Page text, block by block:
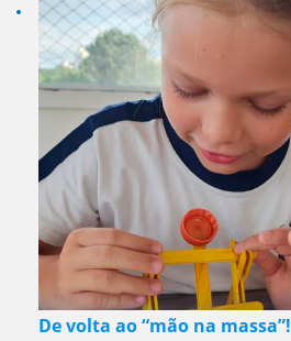
De volta ao “mão na massa”!